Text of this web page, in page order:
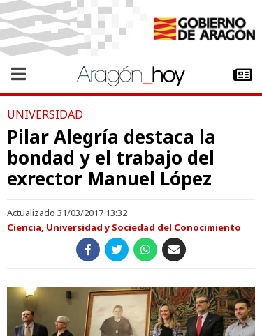
UNIVERSIDAD
Pilar Alegría destaca la
bondad y el trabajo del
exrector Manuel López
Actualizado 31/03/2017 13:32
Ciencia, Universidad y Sociedad del Conocimiento